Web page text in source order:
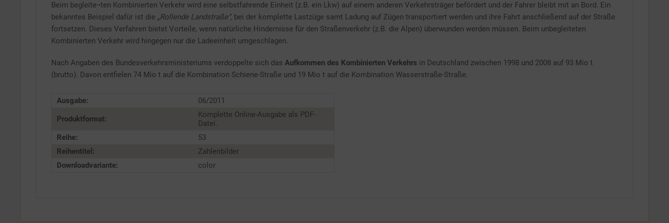
Beim begleite¬ten Kombinierten Verkehr wird eine selbstfahrende Einheit (z.B. ein Lkw) auf einem anderen Verkehrsträger befördert und der Fahrer bleibt mit an Bord. Ein
bekanntes Beispiel dafür ist die „Rollende Landstraße“, bei der komplette Lastzüge samt Ladung auf Zügen transportiert werden und ihre Fahrt anschließend auf der Straße
fortsetzen. Dieses Verfahren bietet Vorteile, wenn natürliche Hindernisse für den Straßenverkehr (z.B. die Alpen) überwunden werden müssen. Beim unbegleiteten
Kombinierten Verkehr wird hingegen nur die Ladeeinheit umgeschlagen.
Nach Angaben des Bundesverkehrsministeriums verdoppelte sich das Aufkommen des Kombinierten Verkehrs in Deutschland zwischen 1998 und 2008 auf 93 Mio t
(brutto). Davon entfielen 74 Mio t auf die Kombination Schiene-Straße und 19 Mio t auf die Kombination Wasserstraße-Straße.
Ausgabe: 06/2011
Produktformat:
Komplette Online-Ausgabe als PDF-
Datei.
Reihe:
53
Reihentitel:
Zahlenbilder
Downloadvariante:
color